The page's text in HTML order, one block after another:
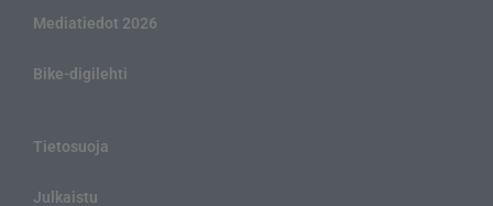
Mediatiedot 2026
Bike-digilehti
Tietosuoja
Julkaistu